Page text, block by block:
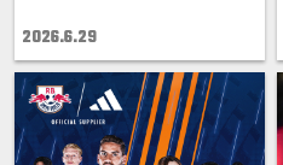
2026.6.29